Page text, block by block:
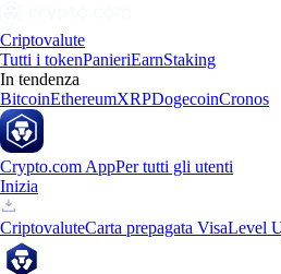
Criptovalute
Tutti i tokenPanieriEarnStaking
In tendenza
BitcoinEthereumXRPDogecoinCronos
Crypto.com AppPer tutti gli utenti
Inizia
CriptovaluteCarta prepagata VisaLevel